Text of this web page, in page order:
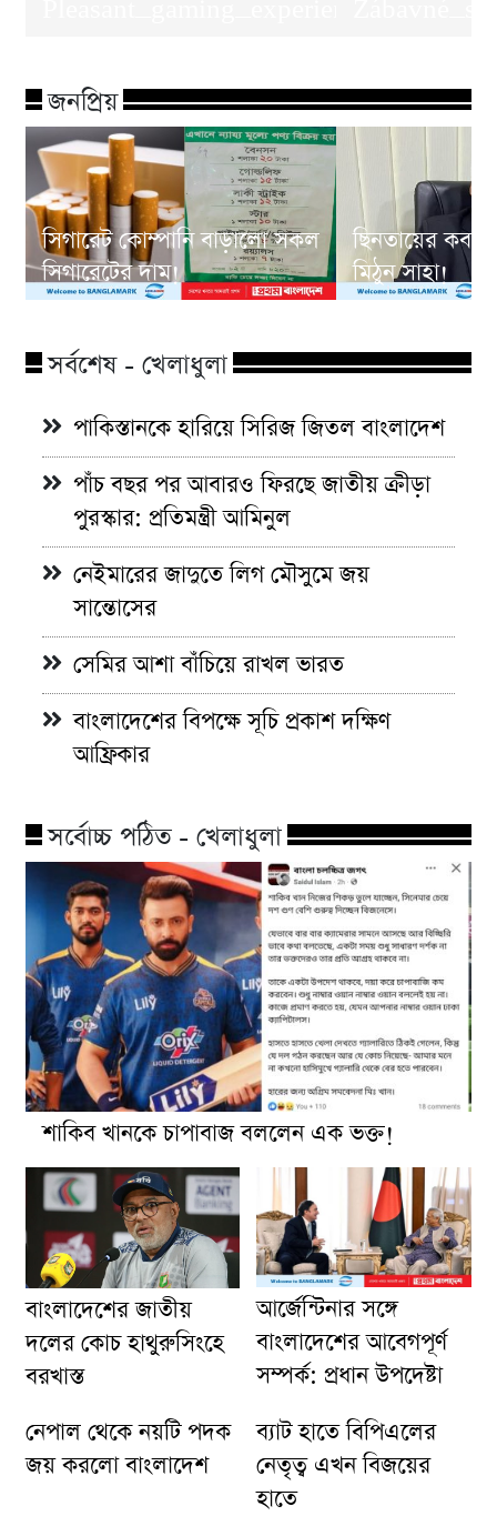
জনপ্রিয়
সিগারেট কোম্পানি বাড়ালো সকল
সিগারেটের দাম!
ছিনতায়ের
মিঠুন সাহা!
সর্বশেষ - খেলাধুলা
পাকিস্তানকে হারিয়ে সিরিজ জিতল বাংলাদেশ
পাঁচ বছর পর আবারও ফিরছে জাতীয় ক্রীড়া
পুরস্কার: প্রতিমন্ত্রী আমিনুল
নেইমারের জাদুতে লিগ মৌসুমে জয়
সান্তোসের
সেমির আশা বাঁচিয়ে রাখল ভারত
বাংলাদেশের বিপক্ষে সূচি প্রকাশ দক্ষিণ
আফ্রিকার
সর্বোচ্চ পঠিত - খেলাধুলা
শাকিব খানকে চাপাবাজ বললেন এক ভক্ত!
বাংলাদেশের জাতীয়
দলের কোচ হাথুরুসিংহে
বরখাস্ত
আর্জেন্টিনার সঙ্গে
বাংলাদেশের আবেগপূর্ণ
সম্পর্ক: প্রধান উপদেষ্টা
নেপাল থেকে নয়টি পদক
জয় করলো বাংলাদেশ
ব্যাট হাতে বিপিএলের
নেতৃত্ব এখন বিজয়ের
হাতে